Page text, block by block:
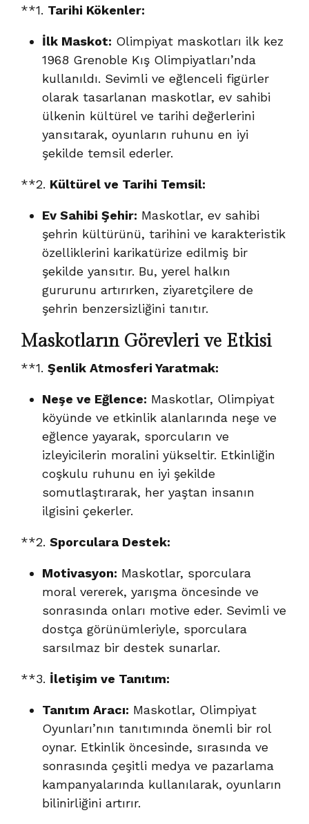
**1. Tarihi Kökenler:
İlk Maskot: Olimpiyat maskotları ilk kez
1968 Grenoble Kış Olimpiyatları’nda
kullanıldı. Sevimli ve eğlenceli figürler
olarak tasarlanan maskotlar, ev sahibi
ülkenin kültürel ve tarihi değerlerini
yansıtarak, oyunların ruhunu en iyi
şekilde temsil ederler.
**2. Kültürel ve Tarihi Temsil:
Ev Sahibi Şehir: Maskotlar, ev sahibi
şehrin kültürünü, tarihini ve karakteristik
özelliklerini karikatürize edilmiş bir
şekilde yansıtır. Bu, yerel halkın
gururunu artırırken, ziyaretçilere de
şehrin benzersizliğini tanıtır.
Maskotların Görevleri ve Etkisi
**1. Şenlik Atmosferi Yaratmak:
Neşe ve Eğlence: Maskotlar, Olimpiyat
köyünde ve etkinlik alanlarında neşe ve
eğlence yayarak, sporcuların ve
izleyicilerin moralini yükseltir. Etkinliğin
coşkulu ruhunu en iyi şekilde
somutlaştırarak, her yaştan insanın
ilgisini çekerler.
**2. Sporculara Destek:
Motivasyon: Maskotlar, sporculara
moral vererek, yarışma öncesinde ve
sonrasında onları motive eder. Sevimli ve
dostça görünümleriyle, sporculara
sarsılmaz bir destek sunarlar.
**3. İletişim ve Tanıtım:
Tanıtım Aracı: Maskotlar, Olimpiyat
Oyunları’nın tanıtımında önemli bir rol
oynar. Etkinlik öncesinde, sırasında ve
sonrasında çeşitli medya ve pazarlama
kampanyalarında kullanılarak, oyunların
bilinirliğini artırır.